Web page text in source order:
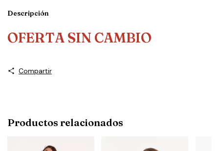
Descripción
OFERTA SIN CAMBIO
Compartir
Productos relacionados